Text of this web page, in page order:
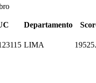
Departamento
LIMA